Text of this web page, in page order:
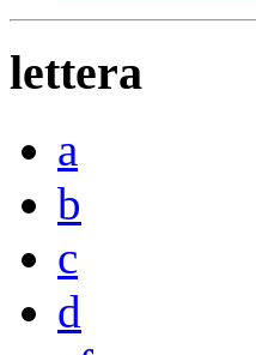
lettera
a
b
c
d